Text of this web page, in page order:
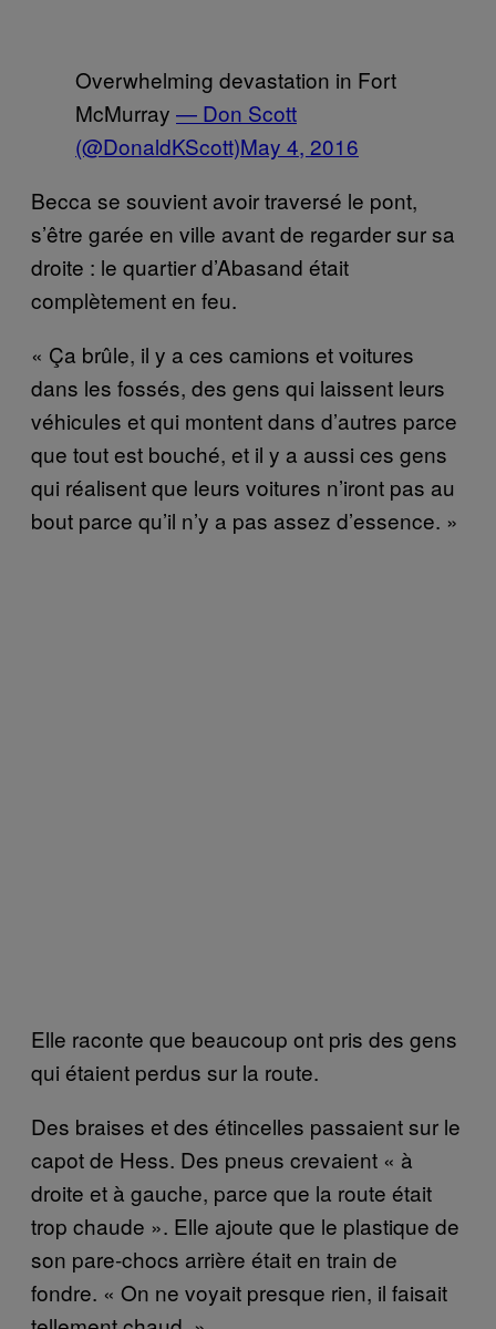
Overwhelming devastation in Fort
McMurray — Don Scott
(@DonaldKScott)May 4, 2016
Becca se souvient avoir traversé le pont,
s’être garée en ville avant de regarder sur sa
droite : le quartier d’Abasand était
complètement en feu.
« Ça brûle, il y a ces camions et voitures
dans les fossés, des gens qui laissent leurs
véhicules et qui montent dans d’autres parce
que tout est bouché, et il y a aussi ces gens
qui réalisent que leurs voitures n’iront pas au
bout parce qu’il n’y a pas assez d’essence. »
Elle raconte que beaucoup ont pris des gens
qui étaient perdus sur la route.
Des braises et des étincelles passaient sur le
capot de Hess. Des pneus crevaient « à
droite et à gauche, parce que la route était
trop chaude ». Elle ajoute que le plastique de
son pare-chocs arrière était en train de
fondre. « On ne voyait presque rien, il faisait